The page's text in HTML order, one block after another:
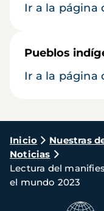
Ir a la página
Pueblos
Ir a la página
Ruta
de
navegación
Inicio Nuestras
Noticias
Lectura del
el mundo 2023